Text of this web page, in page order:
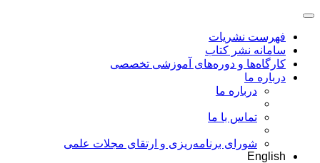
فهرست نشریات
سامانه نشر کتاب
کارگاه‌ها و دوره‌های آموزشی تخصصی
درباره ما
درباره ما
تماس با ما
شورای برنامه‌ریزی و ارتقای مجلات علمی
English